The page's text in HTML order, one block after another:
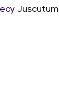
Juscutum